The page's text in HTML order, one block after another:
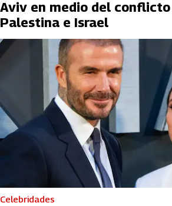
Aviv en medio del
Palestina e Israel
Celebridades